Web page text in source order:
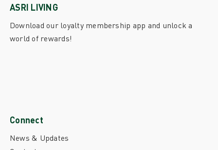
Connect
News & Updates
ASRI LIVING
Download our loyalty membership app and unlock a
world of rewards!